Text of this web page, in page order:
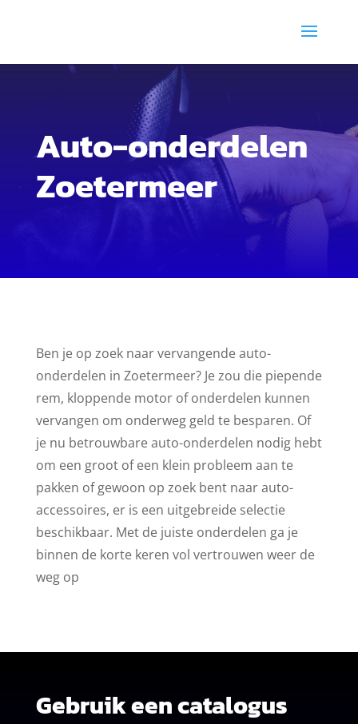
Auto-onderdelen
Zoetermeer
Ben je op zoek naar vervangende auto-
onderdelen in Zoetermeer? Je zou die piepende
rem, kloppende motor of onderdelen kunnen
vervangen om onderweg geld te besparen. Of
je nu betrouwbare auto-onderdelen nodig hebt
om een groot of een klein probleem aan te
pakken of gewoon op zoek bent naar auto-
accessoires, er is een uitgebreide selectie
beschikbaar. Met de juiste onderdelen ga je
binnen de korte keren vol vertrouwen weer de
weg op
Gebruik een catalogus